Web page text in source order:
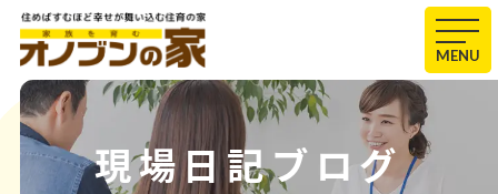
MENU
現場日記ブログ